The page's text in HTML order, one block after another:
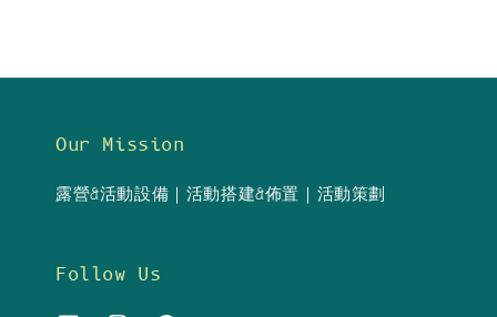
Our Mission
露營&活動設備｜活動搭建&佈置｜活動策劃
Follow Us